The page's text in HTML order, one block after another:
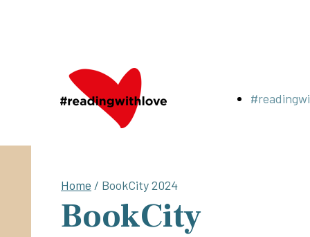
Home / BookCity 2024
BookCity